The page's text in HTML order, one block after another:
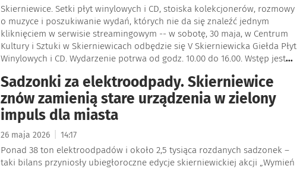
Skierniewice. Setki płyt winylowych i CD, stoiska kolekcjonerów, rozmowy
o muzyce i poszukiwanie wydań, których nie da się znaleźć jednym
kliknięciem w serwisie streamingowym -- w sobotę, 30 maja, w Centrum
Kultury i Sztuki w Skierniewicach odbędzie się V Skierniewicka Giełda Płyt
Winylowych i CD. Wydarzenie potrwa od godz. 10.00 do 16.00. Wstęp jest...
Sadzonki za elektroodpady. Skierniewice
znów zamienią stare urządzenia w zielony
impuls dla miasta
26 maja 2026 14:17
Ponad 38 ton elektroodpadów i około 2,5 tysiąca rozdanych sadzonek –
taki bilans przyniosły ubiegłoroczne edycje skierniewickiej akcji „Wymień